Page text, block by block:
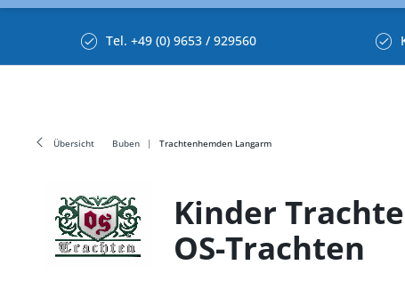
Tel. +49 (0) 9653 / 929560
Übersicht Buben Trachtenhemden Langarm
Kinder
OS-Trachten